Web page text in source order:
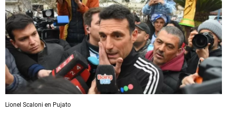
Lionel Scaloni en Pujato